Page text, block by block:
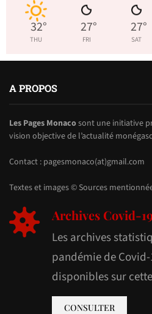
32°
THU
27°
FRI
27°
SAT
A PROPOS
Les Pages Monacosont une initiative
vision objective de l’actualité
Contact : pagesmonaco(at)gmail.com
Textes et images © Sources
Archives Covid-
Les archives
pandémie de
disponibles sur
CONSULTER